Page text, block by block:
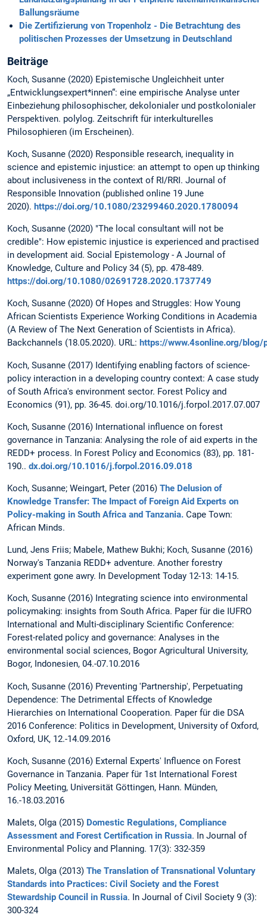
Ballungsräume
Die Zertifizierung von Tropenholz - Die Betrachtung des
politischen Prozesses der Umsetzung in Deutschland
Beiträge
Koch, Susanne (2020) Epistemische Ungleichheit unter
„Entwicklungsexpert*innen“: eine empirische Analyse unter
Einbeziehung philosophischer, dekolonialer und postkolonialer
Perspektiven. polylog. Zeitschrift für interkulturelles
Philosophieren (im Erscheinen).
Koch, Susanne (2020) Responsible research, inequality in
science and epistemic injustice: an attempt to open up thinking
about inclusiveness in the context of RI/RRI. Journal of
Responsible Innovation (published online 19 June
2020). https://doi.org/10.1080/23299460.2020.1780094
Koch, Susanne (2020) "The local consultant will not be
credible": How epistemic injustice is experienced and practised
in development aid. Social Epistemology - A Journal of
Knowledge, Culture and Policy 34 (5), pp. 478-489.
https://doi.org/10.1080/02691728.2020.1737749
Koch, Susanne (2020) Of Hopes and Struggles: How Young
African Scientists Experience Working Conditions in Academia
(A Review of The Next Generation of Scientists in Africa).
Backchannels (18.05.2020). URL: https://www.4sonline.org/blog/
Koch, Susanne (2017) Identifying enabling factors of science-
policy interaction in a developing country context: A case study
of South Africa's environment sector. Forest Policy and
Economics (91), pp. 36-45. doi.org/10.1016/j.forpol.2017.07.007
Koch, Susanne (2016) International influence on forest
governance in Tanzania: Analysing the role of aid experts in the
REDD+ process. In Forest Policy and Economics (83), pp. 181-
190.. dx.doi.org/10.1016/j.forpol.2016.09.018
Koch, Susanne; Weingart, Peter (2016) The Delusion of
Knowledge Transfer: The Impact of Foreign Aid Experts on
Policy-making in South Africa and Tanzania. Cape Town:
African Minds.
Lund, Jens Friis; Mabele, Mathew Bukhi; Koch, Susanne (2016)
Norway's Tanzania REDD+ adventure. Another forestry
experiment gone awry. In Development Today 12-13: 14-15.
Koch, Susanne (2016) Integrating science into environmental
policymaking: insights from South Africa. Paper für die IUFRO
International and Multi-disciplinary Scientific Conference:
Forest-related policy and governance: Analyses in the
environmental social sciences, Bogor Agricultural University,
Bogor, Indonesien, 04.-07.10.2016
Koch, Susanne (2016) Preventing 'Partnership', Perpetuating
Dependence: The Detrimental Effects of Knowledge
Hierarchies on International Cooperation. Paper für die DSA
2016 Conference: Politics in Development, University of Oxford,
Oxford, UK, 12.-14.09.2016
Koch, Susanne (2016) External Experts' Influence on Forest
Governance in Tanzania. Paper für 1st International Forest
Policy Meeting, Universität Göttingen, Hann. Münden,
16.-18.03.2016
Malets, Olga (2015) Domestic Regulations, Compliance
Assessment and Forest Certification in Russia. In Journal of
Environmental Policy and Planning. 17(3): 332-359
Malets, Olga (2013) The Translation of Transnational Voluntary
Standards into Practices: Civil Society and the Forest
Stewardship Council in Russia. In Journal of Civil Society 9 (3):
300-324